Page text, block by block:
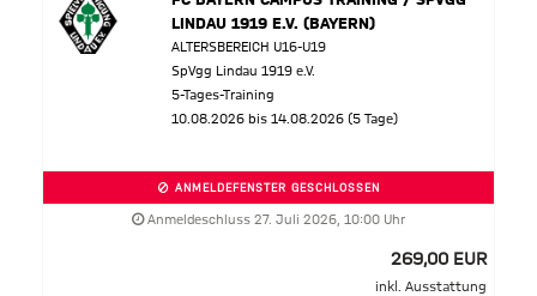
LINDAU 1919 E.V. (BAYERN)
ALTERSBEREICH U16-U19
SpVgg Lindau 1919 e.V.
5-Tages-Training
10.08.2026 bis 14.08.2026 (5 Tage)
ANMELDEFENSTER GESCHLOSSEN
Anmeldeschluss 27. Juli 2026, 10:00 Uhr
269,00 EUR
inkl. Ausstattung